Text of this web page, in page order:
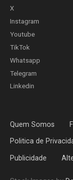
X
Instagram
Youtube
TikTok
Whatsapp
Telegram
Linkedin
Quem Somos
Politica de
Publicidade